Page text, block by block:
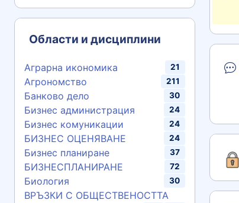
Области и дисциплини
Аграрна икономика 21
Агрономство 211
Банково дело 30
Бизнес администрация 24
Бизнес комуникации 24
БИЗНЕС ОЦЕНЯВАНЕ 24
Бизнес планиране 37
БИЗНЕСПЛАНИРАНЕ 72
Биология 30
ВРЪЗКИ С ОБЩЕСТВЕНОСТТА